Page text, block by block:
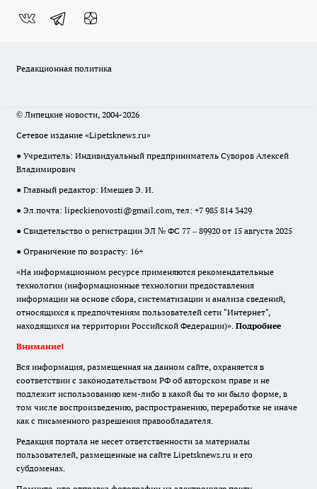
Редакционная политика
© Липецкие новости, 2004-2026
Сетевое издание «Lipetsknews.ru»
● Учредитель: Индивидуальный предприниматель Суворов Алексей
Владимирович
● Главный редактор: Имешев Э. И.
● Эл.почта: lipeckienovosti@gmail.com, тел: +7 985 814 3429
● Свидетельство о регистрации ЭЛ № ФС 77 – 89920 от 15 августа 2025
● Ограничение по возрасту: 16+
«На информационном ресурсе применяются рекомендательные
технологии (информационные технологии предоставления
информации на основе сбора, систематизации и анализа сведений,
относящихся к предпочтениям пользователей сети "Интернет",
находящихся на территории Российской Федерации)». Подробнее
Внимание!
Вся информация, размещенная на данном сайте, охраняется в
соответствии с законодательством РФ об авторском праве и не
подлежит использованию кем-либо в какой бы то ни было форме, в
том числе воспроизведению, распространению, переработке не иначе
как с письменного разрешения правообладателя.
Редакция портала не несет ответственности за материалы
пользователей, размещенные на сайте Lipetsknews.ru и его
субдоменах.